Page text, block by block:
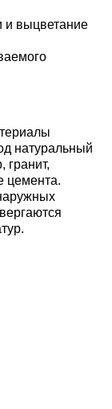
и выцветание
натуральный
гранит,
цемента.